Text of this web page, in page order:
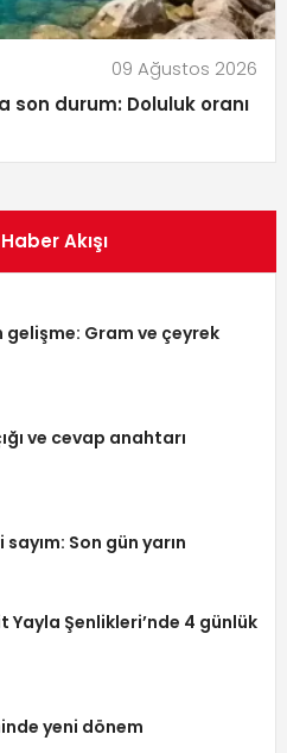
09 Ağustos 2026
son durum: Doluluk oranı
Akışı
gelişme: Gram ve çeyrek
ve cevap anahtarı
Son gün yarın
Yayla Şenlikleri’nde 4 günlük
yeni dönem